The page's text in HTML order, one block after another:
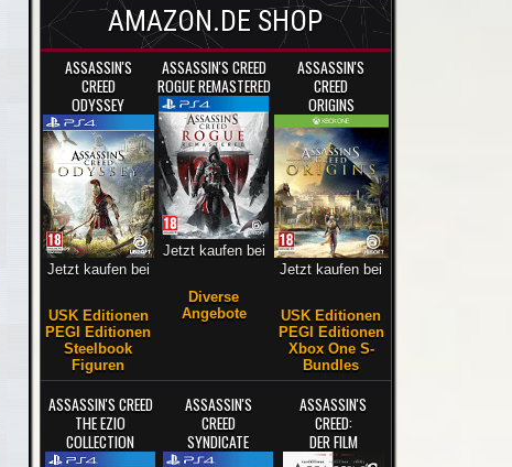
AMAZON.DE SHOP
ASSASSIN'S
CREED
ODYSSEY
Jetzt kaufen bei
USK Editionen
PEGI Editionen
Steelbook
Figuren
ASSASSIN'S CREED
ROGUE REMASTERED
Jetzt kaufen bei
Diverse
Angebote
ASSASSIN'S
CREED
ORIGINS
Jetzt kaufen bei
USK Editionen
PEGI Editionen
Xbox One S-
Bundles
ASSASSIN'S CREED
THE EZIO
COLLECTION
ASSASSIN'S
CREED
SYNDICATE
ASSASSIN'S
CREED:
DER FILM